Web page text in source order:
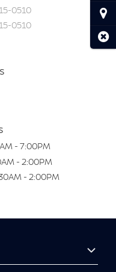
- 7:00PM
- 2:00PM
- 2:00PM
0510
0510